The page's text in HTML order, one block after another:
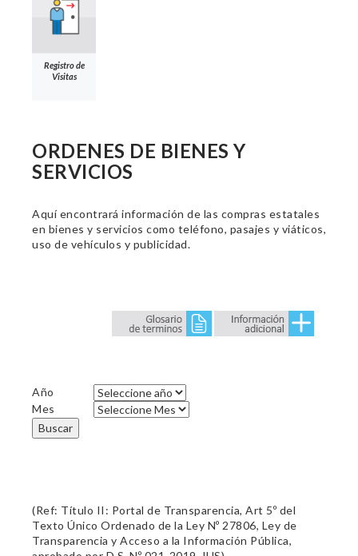
Registro de
Visitas
ORDENES DE BIENES Y
SERVICIOS
Aquí encontrará información de las compras estatales
en bienes y servicios como teléfono, pasajes y viáticos,
uso de vehículos y publicidad.
Año
Mes
Buscar
(Ref: Título II: Portal de Transparencia, Art 5º del
Texto Único Ordenado de la Ley Nº 27806, Ley de
Transparencia y Acceso a la Información Pública,